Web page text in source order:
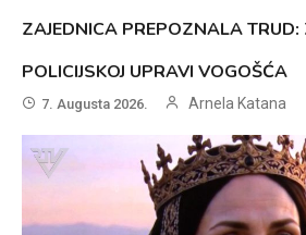
ZAJEDNICA PREPOZNALA
POLICIJSKOJ UPRAVI VOGOŠĆA
7. Augusta 2026. Arnela Katana